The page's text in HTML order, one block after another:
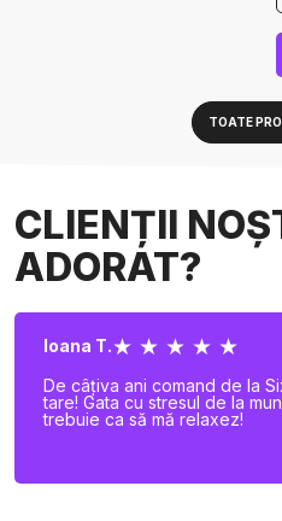
TOATE
CLIENȚII
ADORAT?
Ioana T.★ ★ ★ ★ ★
De câțiva ani comand de la
tare! Gata cu stresul de la
trebuie ca să mă relaxez!